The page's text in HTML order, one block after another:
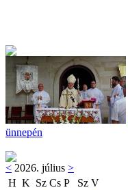
ünnepén
< 2026. július >
H K Sz Cs P Sz V